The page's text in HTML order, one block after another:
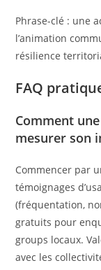
Phrase-clé : une
l’animation
résilience
FAQ
Comment
mesurer son
Commencer par
témoignages
(fréquentation,
gratuits pour
groups locaux.
avec les